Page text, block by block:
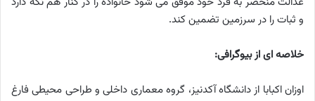
و ثبات را در سرزمین تضمین کند.
خلاصه ای از بیوگرافی:
اوزان اکبابا از دانشگاه آکدنیز، گروه معماری داخلی و طراحی محیطی فارغ